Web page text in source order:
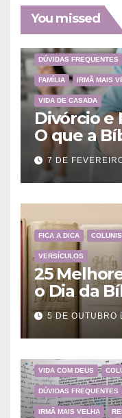
You missed
DÚVIDAS FREQUENTES
FAMÍLIA IRMÃ MAIS
VIDA DE CASADA
Divórcio e
O que a
ensina
7 DE
FICA A DICA
VERSÍCULOS
25
o Dia da
a
Deus
5 DE OUTUBRO
VIDA COM DEUS
DÚVIDAS FREQUENTES
IRMÃ MAIS VELHA